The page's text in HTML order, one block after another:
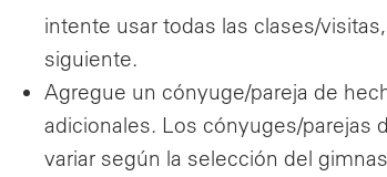
intente usar todas las clases/
siguiente.
Agregue un cónyuge/pareja de
adicionales. Los cónyuges/parejas
variar según la selección del